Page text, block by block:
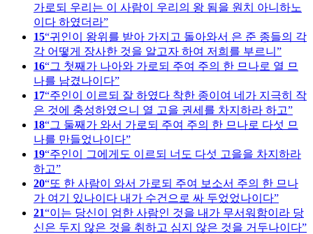
가로되 우리는 이 사람이 우리의 왕 됨을 원치 아니하노
이다 하였더라
15 귀인이 왕위를 받아 가지고 돌아와서 은 준 종들의 각
각 어떻게 장사한 것을 알고자 하여 저희를 부르니
16 그 첫째가 나아와 가로되 주여 주의 한 므나로 열 므
나를 남겼나이다
17 주인이 이르되 잘 하였다 착한 종이여 네가 지극히 작
은 것에 충성하였으니 열 고을 권세를 차지하라 하고
18 그 둘째가 와서 가로되 주여 주의 한 므나로 다섯 므
나를 만들었나이다
19 주인이 그에게도 이르되 너도 다섯 고을을 차지하라
하고
20 또 한 사람이 와서 가로되 주여 보소서 주의 한 므나
가 여기 있나이다 내가 수건으로 싸 두었었나이다
21 이는 당신이 엄한 사람인 것을 내가 무서워함이라 당
신은 두지 않은 것을 취하고 심지 않은 것을 거두나이다